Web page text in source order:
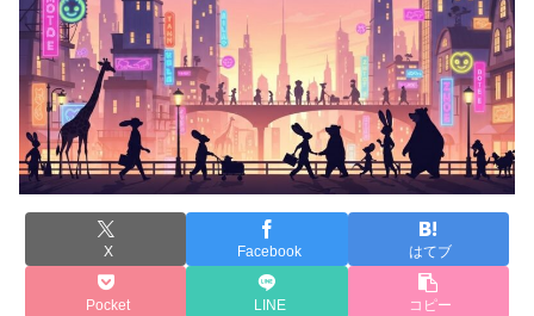
X Facebook はてブ
Pocket LINE コピー